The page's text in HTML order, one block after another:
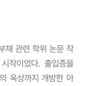
채 관련 학위 논문 작
작이었다. 출입증을
옥상까지 개방한 아